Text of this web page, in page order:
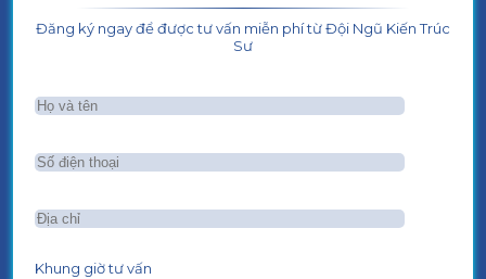
Đăng ký ngay để được tư vấn miễn phí từ Đội Ngũ Kiến Trúc
Sư
Khung giờ tư vấn